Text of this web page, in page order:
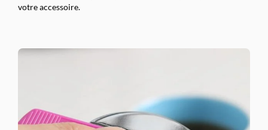
votre accessoire.